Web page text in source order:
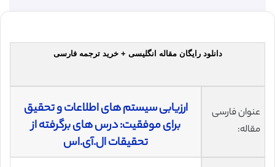
دانلود رایگان مقاله انگلیسی + خرید ترجمه فارسی
عنوان فارسی
مقاله:
ارزیابی سیستم های اطلاعات و تحقیق
برای موفقیت: درس های برگرفته از
تحقیقات ال.آی.اس